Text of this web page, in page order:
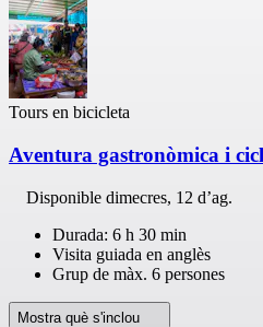
Tours en bicicleta
Aventura gastronòmica i
Disponible dimecres, 12 d’ag.
Durada: 6 h 30 min
Visita guiada en anglès
Grup de màx. 6 persones
Mostra què s'inclou